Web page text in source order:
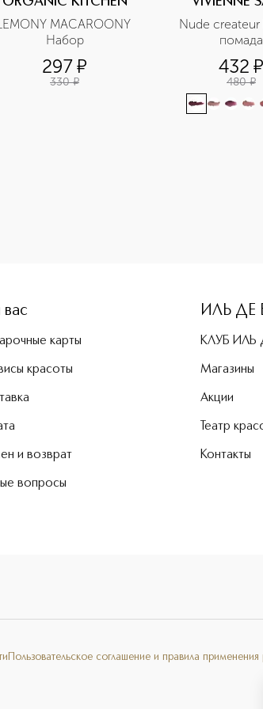
MACAROONY
Набор
297¤
330 ¤
Nude createur
помада
432 ¤
480 ¤
вас
карты
красоты
и возврат
вопросы
ИЛЬ ДЕ
КЛУБ ИЛЬ
Магазины
Акции
Театр
Контакты
Пользовательское соглашение и правила